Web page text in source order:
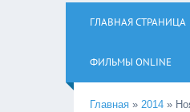
ГЛАВНАЯ СТРАНИЦА
ФИЛЬМЫ ОNLINE
Главная » 2014 »